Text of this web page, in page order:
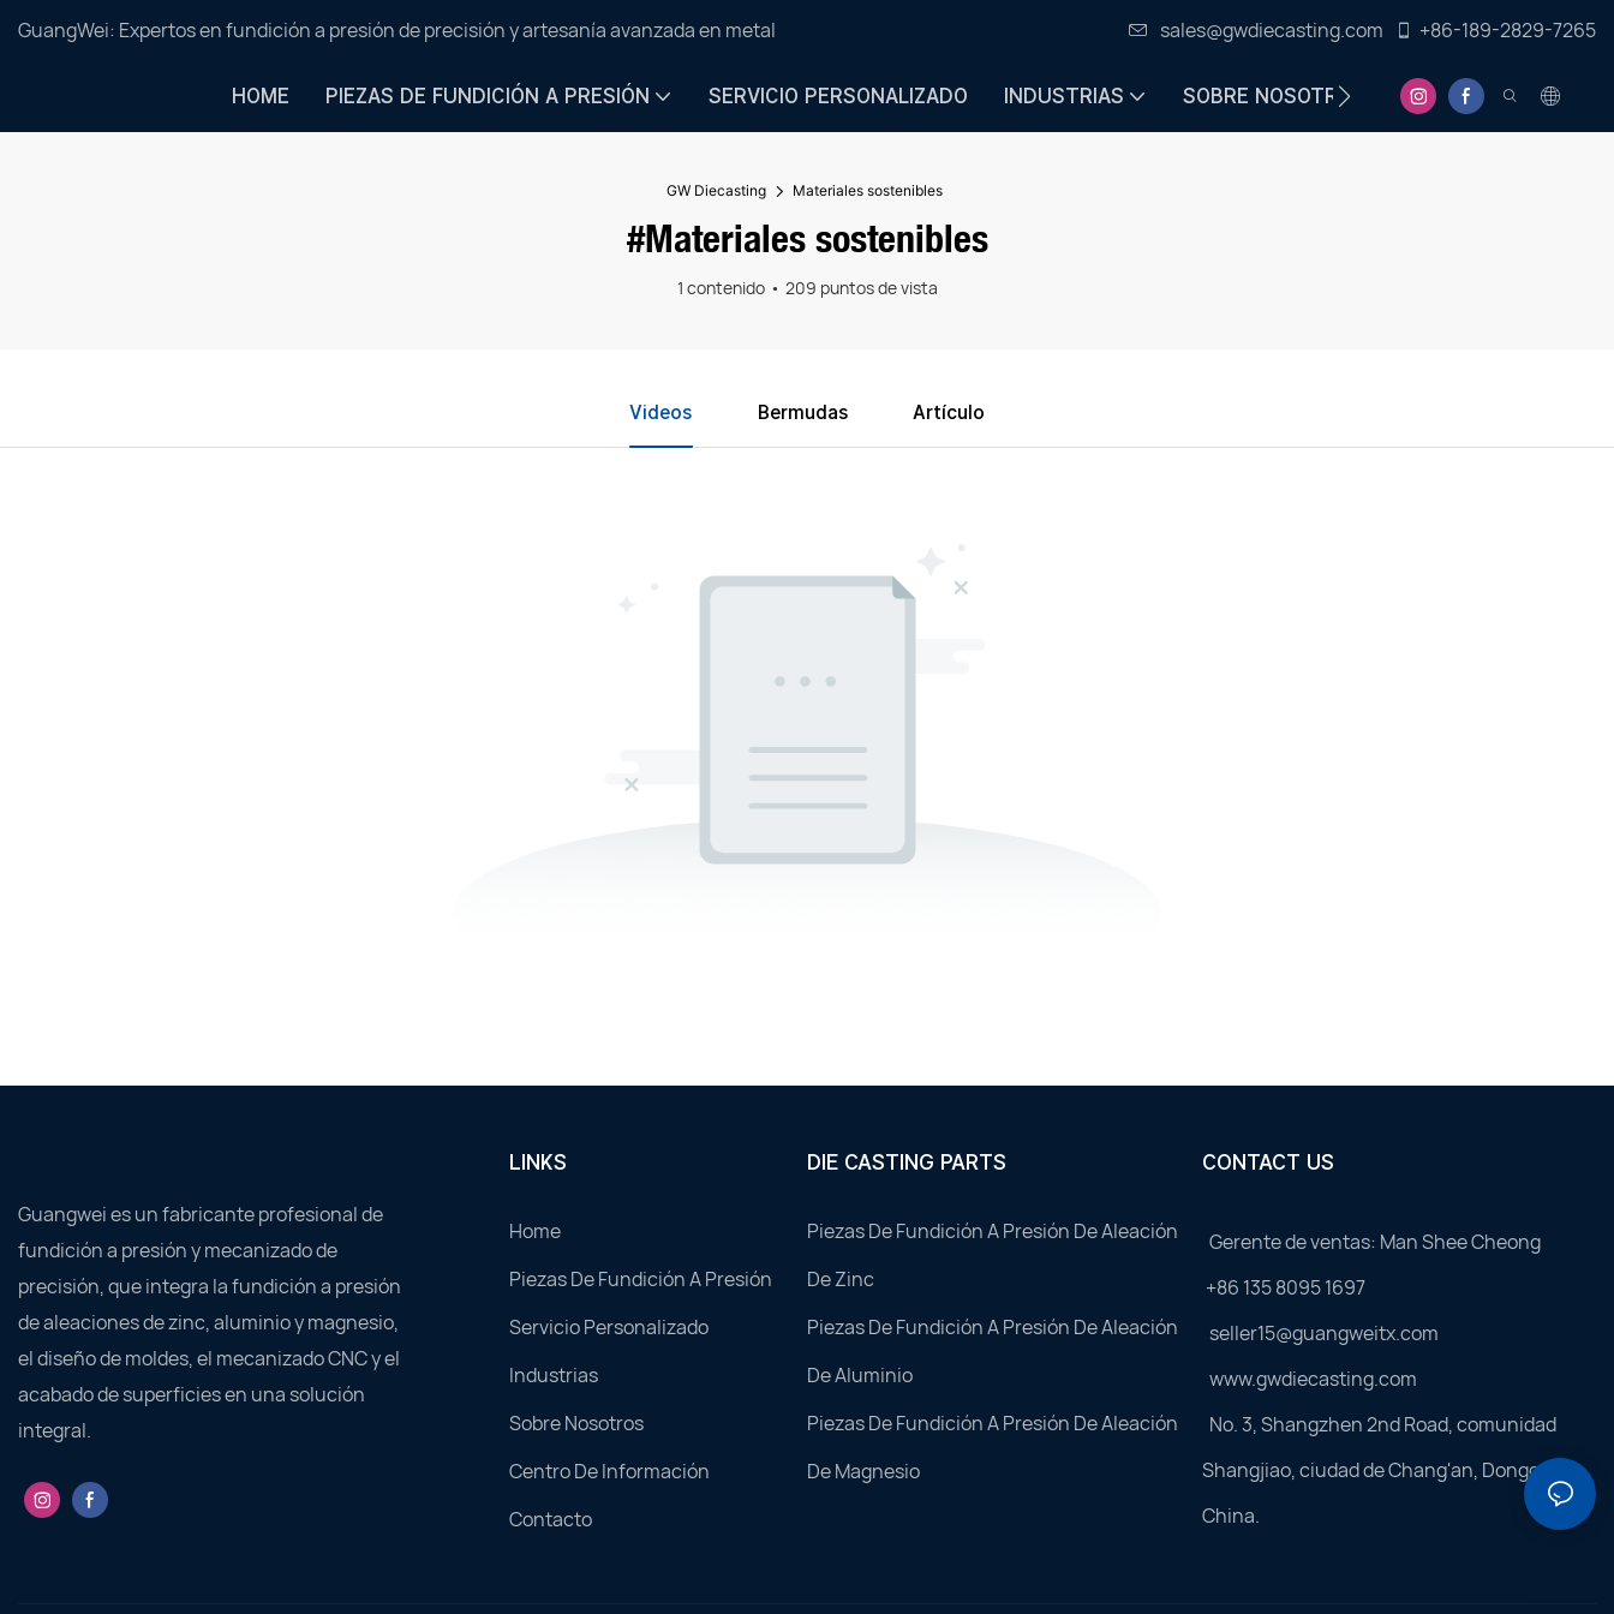
GuangWei: Expertos en fundición a presión de precisión y artesanía avanzada en metal sales@gwdiecasting.com +86-189-2829-7265
HOME PIEZAS DE FUNDICIÓN A PRESIÓN SERVICIO PERSONALIZADO INDUSTRIAS SOBRE NOSOTROS CENTRO DE
GW Diecasting Materiales sostenibles
#Materiales sostenibles
1 contenido 209 puntos de vista
Videos Bermudas Artículo
Guangwei es un fabricante profesional de
fundición a presión y mecanizado de
precisión, que integra la fundición a presión
de aleaciones de zinc, aluminio y magnesio,
el diseño de moldes, el mecanizado CNC y el
acabado de superficies en una solución
integral.
LINKS
Home
Piezas De Fundición A Presión
Servicio Personalizado
Industrias
Sobre Nosotros
Centro De Información
Contacto
DIE CASTING PARTS
Piezas De Fundición A Presión De Aleación
De Zinc
Piezas De Fundición A Presión De Aleación
De Aluminio
Piezas De Fundición A Presión De Aleación
De Magnesio
CONTACT US
Gerente de ventas: Man Shee Cheong
+86 135 8095 1697
seller15@guangweitx.com
www.gwdiecasting.com
No. 3, Shangzhen 2nd Road, comunidad
Shangjiao, ciudad de Chang'an, Dongguan,
China.